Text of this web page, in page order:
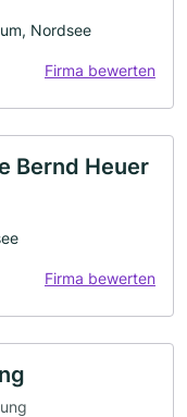
Nordsee
Firma bewerten
Bernd Heuer
Firma bewerten